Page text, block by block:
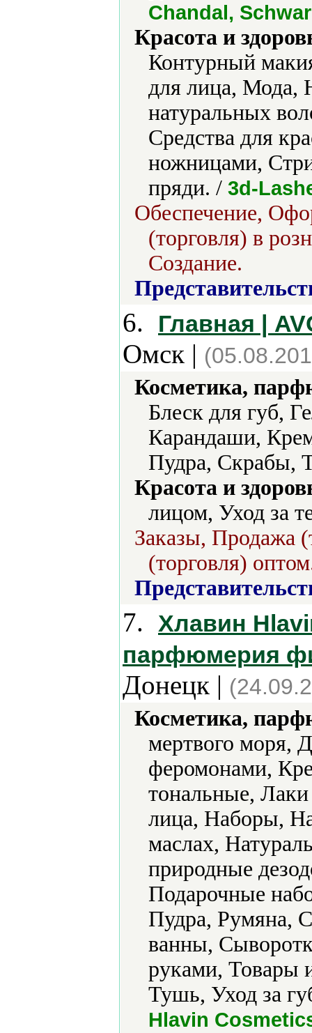
Chandal,
Красота и
Контурный
для лица, Мода,
натуральных
Средства для
ножницами,
пряди. / 3d-
Обеспечение,
(торговля) в
Создание.
6. Главная |
Омск |
Косметика,
Блеск для губ,
Карандаши,
Пудра, Скрабы,
Красота и
лицом, Уход за
Заказы, Продажа
(торговля)
7.
Хлавин
парфюмерия
Донецк |
Косметика,
мертвого моря,
феромонами,
тональные,
лица, Наборы,
маслах,
природные
Подарочные
Пудра, Румяна,
ванны,
руками, Товары
Тушь, Уход за
Hlavin